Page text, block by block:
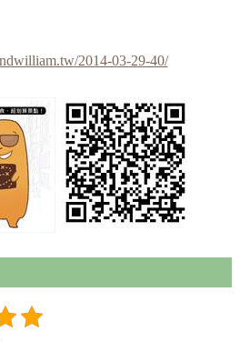
2014-03-29-40/